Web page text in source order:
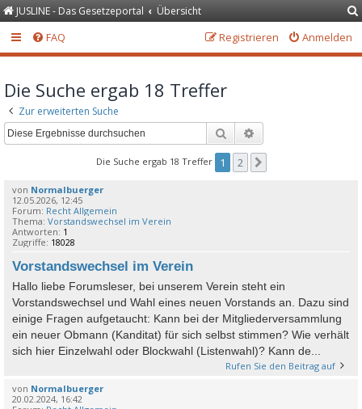
JUSLINE - Das Gesetzeportal Übersicht
FAQ Anmelden
Registrieren
Die Suche ergab 18 Treffer
Zur erweiterten Suche
Suche
Die Suche ergab 18 Treffer 1 2
von Normalbuerger
12.05.2026, 12:45
Forum: Recht Allgemein
Thema: Vorstandswechsel im Verein
Antworten: 1
Zugriffe: 18028
Vorstandswechsel im Verein
Hallo liebe Forumsleser, bei unserem Verein steht ein
Vorstandswechsel und Wahl eines neuen Vorstands an. Dazu sind
einige Fragen aufgetaucht: Kann bei der Mitgliederversammlung
ein neuer Obmann (Kanditat) für sich selbst stimmen? Wie verhält
sich hier Einzelwahl oder Blockwahl (Listenwahl)? Kann de...
Rufen Sie den Beitrag auf
von Normalbuerger
20.02.2024, 16:42